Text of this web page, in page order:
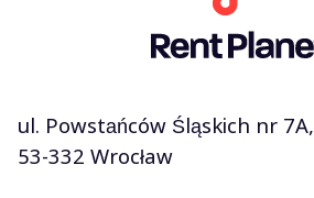
ul. Powstańców Śląskich nr 7A,
53-332 Wrocław